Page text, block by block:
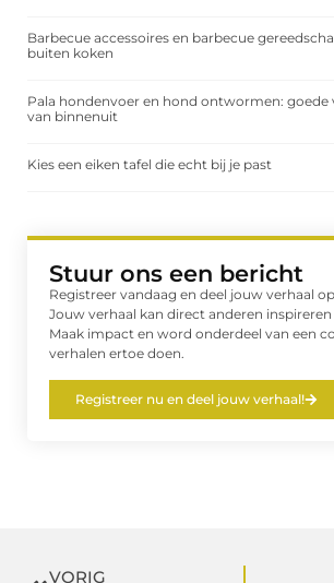
Barbecue accessoires en barbecue
buiten koken
Pala hondenvoer en hond ontwormen:
van binnenuit
Kies een eiken tafel die echt bij je past
Stuur ons een bericht
Registreer vandaag en deel jouw verhaal
Jouw verhaal kan direct anderen
Maak impact en word onderdeel van een
verhalen ertoe doen.
Registreer nu en deel jouw verhaal!
VORIG